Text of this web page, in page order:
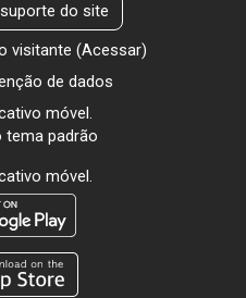
do site
visitante (Acessar)
de dados
móvel.
tema padrão
móvel.